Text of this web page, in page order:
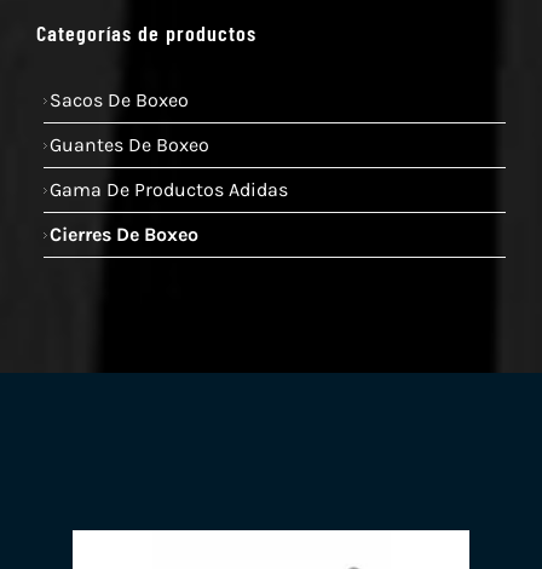
Categorías de productos
Sacos De Boxeo
Guantes De Boxeo
Gama De Productos Adidas
Cierres De Boxeo